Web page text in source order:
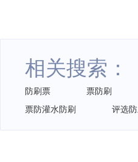
相关搜索：
防刷票 票防刷
票防灌水防刷
评选